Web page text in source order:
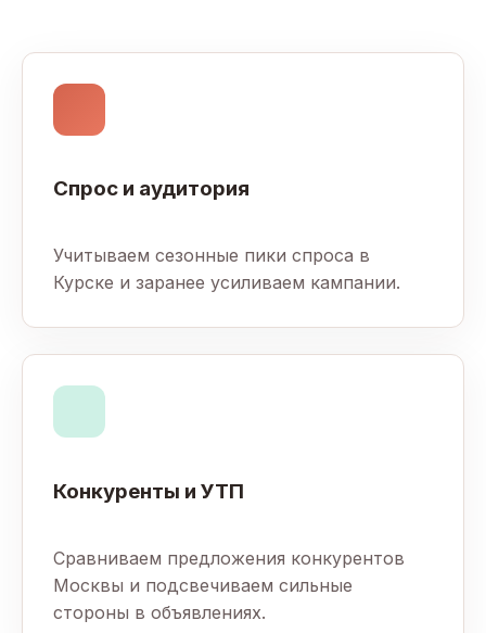
Спрос и аудитория
Учитываем сезонные пики спроса в
Курске и заранее усиливаем кампании.
Конкуренты и УТП
Сравниваем предложения конкурентов
Москвы и подсвечиваем сильные
стороны в объявлениях.